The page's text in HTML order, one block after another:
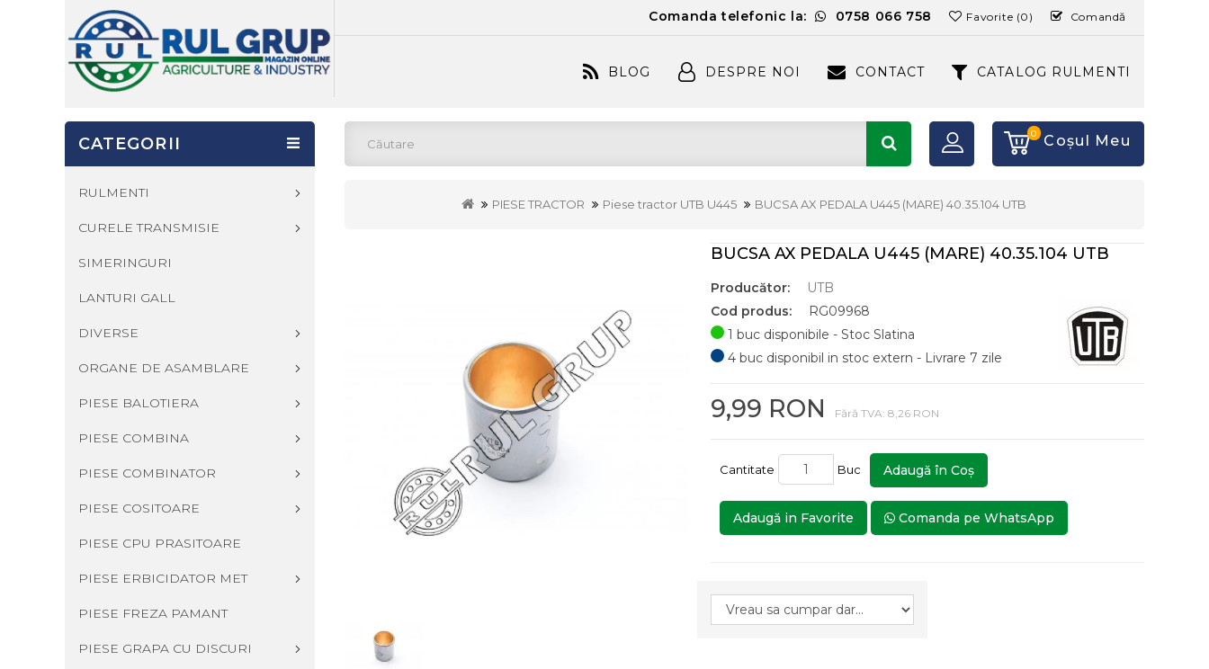
Comanda telefonic la: 0758 066 758 Favorite (0) Comandă
BLOG DESPRE NOI CONTACT CATALOG RULMENTI
0 Coşul Meu
PIESE TRACTOR Piese tractor UTB U445 BUCSA AX PEDALA U445 (MARE) 40.35.104 UTB
CATEGORII
RULMENTI
CURELE TRANSMISIE
SIMERINGURI
LANTURI GALL
DIVERSE
ORGANE DE ASAMBLARE
PIESE BALOTIERA
PIESE COMBINA
PIESE COMBINATOR
PIESE COSITOARE
PIESE CPU PRASITOARE
PIESE ERBICIDATOR MET
PIESE FREZA PAMANT
PIESE GRAPA CU DISCURI
BUCSA AX PEDALA U445 (MARE) 40.35.104 UTB
Producător:
UTB
Cod produs:
RG09968
1 buc disponibile - Stoc Slatina
4 buc disponibil in stoc extern - Livrare 7 zile
9,99 RON Fără TVA: 8,26 RON
Cantitate Buc Adaugă în Coş
Adaugă in Favorite Comanda pe WhatsApp